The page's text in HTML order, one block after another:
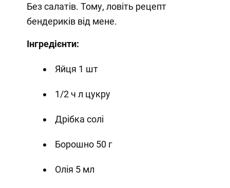
Без салатів. Тому, ловіть рецепт
бендериків від мене.
Інгредієнти:
Яйця 1 шт
1/2 ч л цукру
Дрібка солі
Борошно 50 г
Олія 5 мл